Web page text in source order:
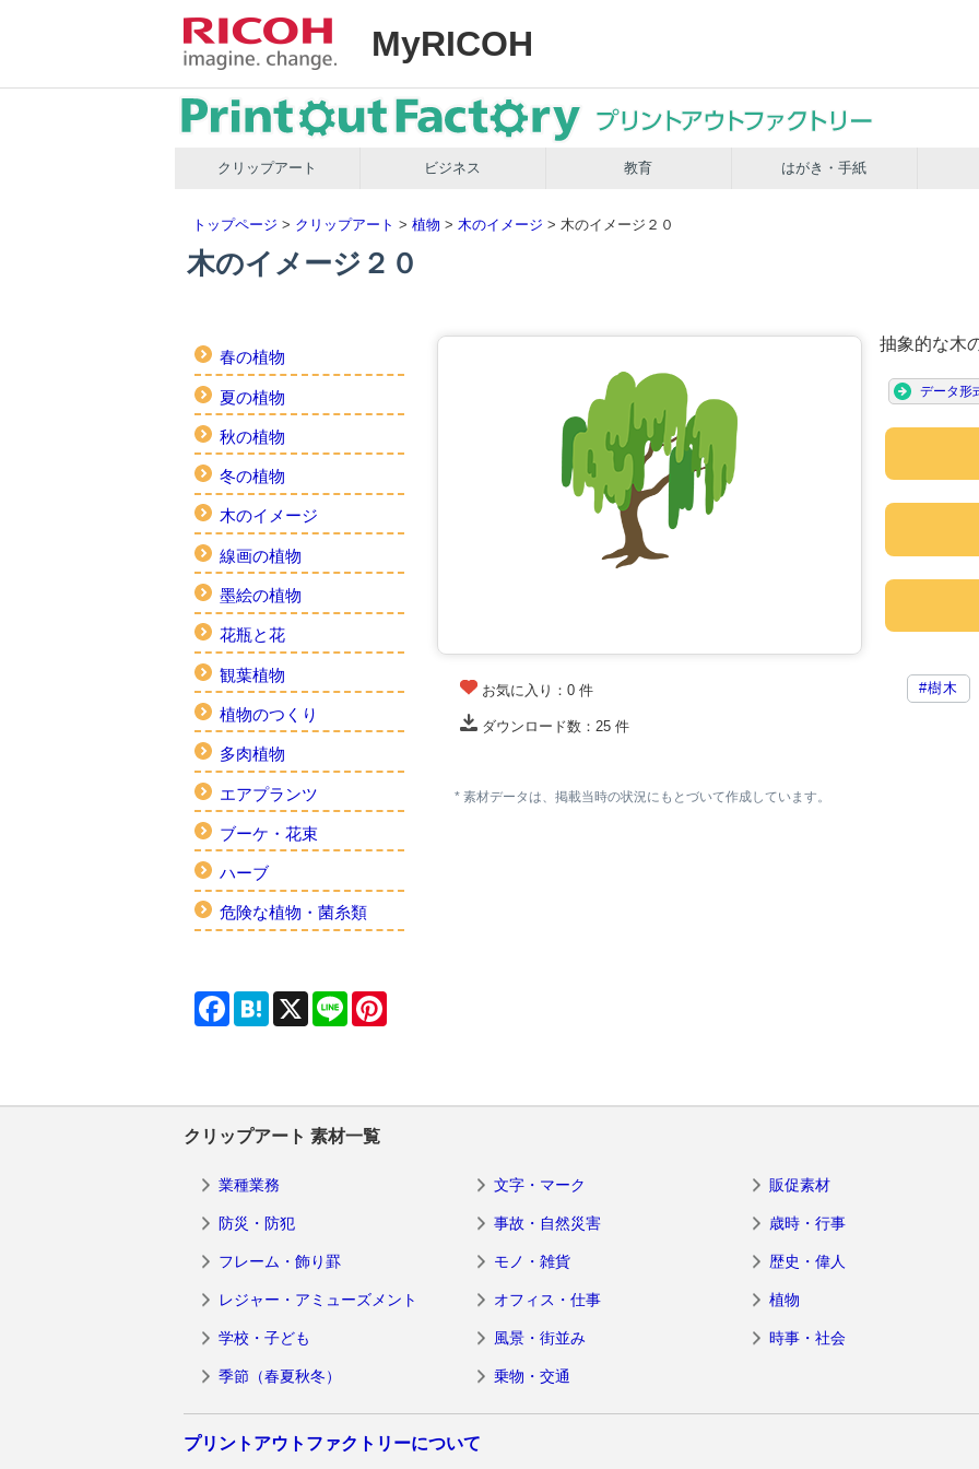
MyRICOH
クリップアート ビジネス 教育 はがき・手紙
トップページ > クリップアート > 植物 > 木のイメージ > 木のイメージ２０
木のイメージ２０
春の植物
夏の植物
秋の植物
冬の植物
木のイメージ
線画の植物
墨絵の植物
花瓶と花
観葉植物
植物のつくり
多肉植物
エアプランツ
ブーケ・花束
ハーブ
危険な植物・菌糸類
抽象的な木
データ形
お気に入り：0 件
ダウンロード数： 25 件
#樹木
* 素材データは、掲載当時の状況にもとづいて作成しています。
FacebookHatenaX Line
クリップアート 素材一覧
業種業務 文字・マーク 販促素材
防災・防犯 事故・自然災害 歳時・行事
フレーム・飾り罫 モノ・雑貨 歴史・偉人
レジャー・アミューズメント オフィス・仕事 植物
学校・子ども 風景・街並み 時事・社会
季節（春夏秋冬） 乗物・交通
プリントアウトファクトリーについて